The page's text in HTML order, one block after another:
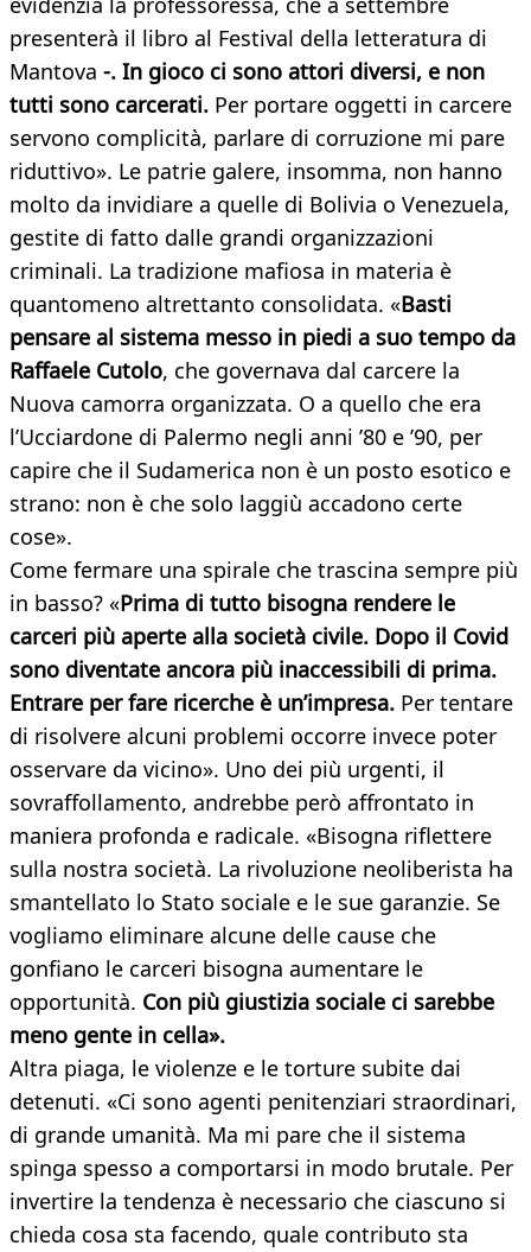
presenterà il libro al Festival della letteratura di
Mantova -. In gioco ci sono attori diversi, e non
tutti sono carcerati. Per portare oggetti in carcere
servono complicità, parlare di corruzione mi pare
riduttivo». Le patrie galere, insomma, non hanno
molto da invidiare a quelle di Bolivia o Venezuela,
gestite di fatto dalle grandi organizzazioni
criminali. La tradizione mafiosa in materia è
quantomeno altrettanto consolidata. «Basti
pensare al sistema messo in piedi a suo tempo da
Raffaele Cutolo, che governava dal carcere la
Nuova camorra organizzata. O a quello che era
l’Ucciardone di Palermo negli anni ’80 e ’90, per
capire che il Sudamerica non è un posto esotico e
strano: non è che solo laggiù accadono certe
cose».
Come fermare una spirale che trascina sempre più
in basso? «Prima di tutto bisogna rendere le
carceri più aperte alla società civile. Dopo il Covid
sono diventate ancora più inaccessibili di prima.
Entrare per fare ricerche è un’impresa. Per tentare
di risolvere alcuni problemi occorre invece poter
osservare da vicino». Uno dei più urgenti, il
sovraffollamento, andrebbe però affrontato in
maniera profonda e radicale. «Bisogna riflettere
sulla nostra società. La rivoluzione neoliberista ha
smantellato lo Stato sociale e le sue garanzie. Se
vogliamo eliminare alcune delle cause che
gonfiano le carceri bisogna aumentare le
opportunità. Con più giustizia sociale ci sarebbe
meno gente in cella».
Altra piaga, le violenze e le torture subite dai
detenuti. «Ci sono agenti penitenziari straordinari,
di grande umanità. Ma mi pare che il sistema
spinga spesso a comportarsi in modo brutale. Per
invertire la tendenza è necessario che ciascuno si
chieda cosa sta facendo, quale contributo sta